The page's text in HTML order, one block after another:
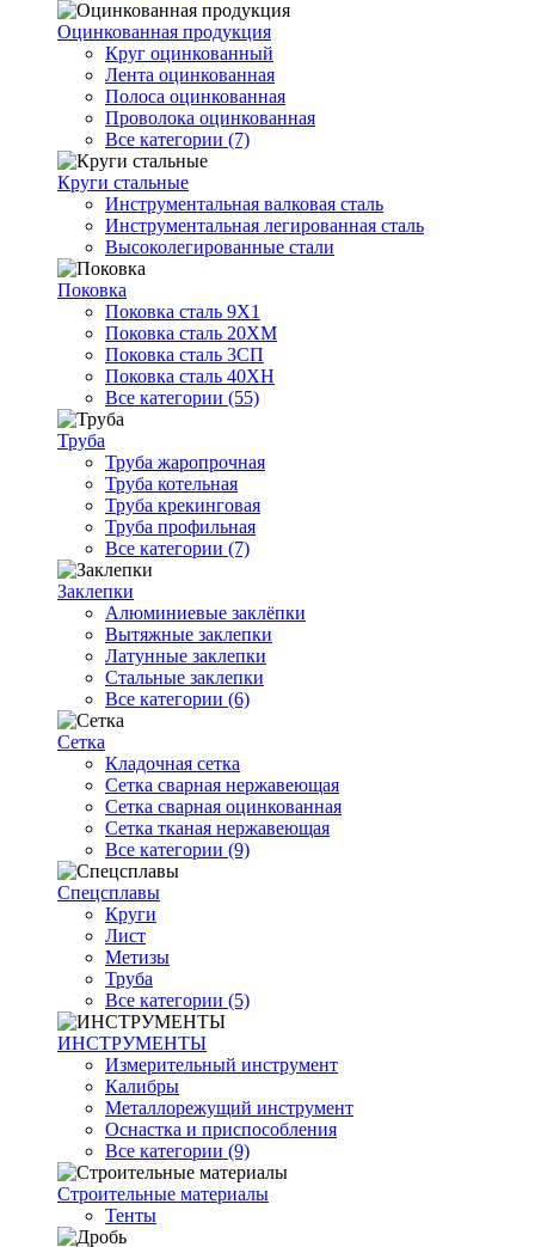
Оцинкованная продукция
Круг оцинкованный
Лента оцинкованная
Полоса оцинкованная
Проволока оцинкованная
Все категории (7)
Круги стальные
Инструментальная валковая сталь
Инструментальная легированная сталь
Высоколегированные стали
Поковка
Поковка сталь 9Х1
Поковка сталь 20ХМ
Поковка сталь 3СП
Поковка сталь 40ХН
Все категории (55)
Труба
Труба жаропрочная
Труба котельная
Труба крекинговая
Труба профильная
Все категории (7)
Заклепки
Алюминиевые заклёпки
Вытяжные заклепки
Латунные заклепки
Стальные заклепки
Все категории (6)
Сетка
Кладочная сетка
Сетка сварная нержавеющая
Сетка сварная оцинкованная
Сетка тканая нержавеющая
Все категории (9)
Спецсплавы
Круги
Лист
Метизы
Труба
Все категории (5)
ИНСТРУМЕНТЫ
Измерительный инструмент
Калибры
Металлорежущий инструмент
Оснастка и приспособления
Все категории (9)
Строительные материалы
Тенты